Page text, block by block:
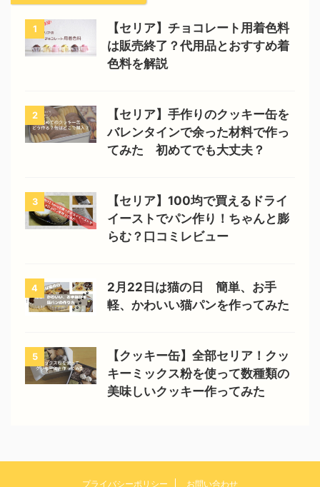
1
【セリア】チョコレート用着色料
は販売終了？代用品とおすすめ着
色料を解説
2
【セリア】手作りのクッキー缶を
バレンタインで余った材料で作っ
てみた 初めてでも大丈夫？
3
【セリア】100均で買えるドライ
イーストでパン作り！ちゃんと膨
らむ？口コミレビュー
4
2月22日は猫の日 簡単、お手
軽、かわいい猫パンを作ってみた
5
【クッキー缶】全部セリア！クッ
キーミックス粉を使って数種類の
美味しいクッキー作ってみた
プライバシーポリシー お問い合わせ